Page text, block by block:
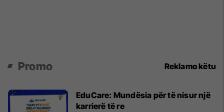
Promo Reklamo këtu
EduCare: Mundësia për të nisur një
karrierë të re